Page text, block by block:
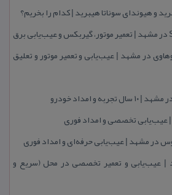
و هیوندای سوناتا هیبرید | كدام را بخریم؟
در مشهد | عیب‌یابی و تعمیر موتور و تعلیق
و امداد خودرو
| عیب‌یابی تخصصی و امداد فوری
مشهد | عیب‌یابی حرفه‌ای و امداد فوری
| عیب‌یابی و تعمیر تخصصی در محل (سریع و